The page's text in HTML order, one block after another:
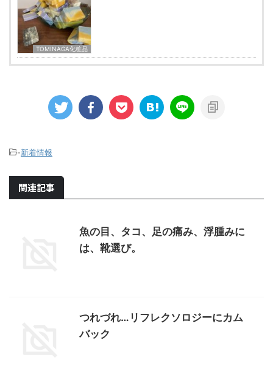
TOMINAGA化粧品
-新着情報
関連記事
魚の目、タコ、足の痛み、浮腫みに
は、靴選び。
つれづれ…リフレクソロジーにカム
バック